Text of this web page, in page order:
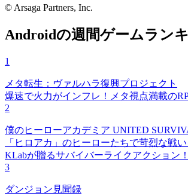
© Arsaga Partners, Inc.
Androidの週間ゲームラン
1
メタ転生：ヴァルハラ復興プロジェクト
爆速で火力がインフレ！メタ視点満載の
2
僕のヒーローアカデミア UNITED
「ヒロアカ」のヒーローたちで苛烈な戦い
KLabが贈るサバイバーライクアクション！
3
ダンジョン見聞録